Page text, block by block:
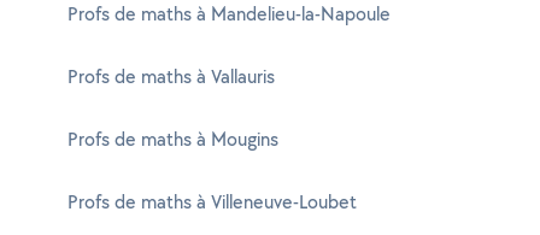
Profs de maths à Mandelieu-la-Napoule
Profs de maths à Vallauris
Profs de maths à Mougins
Profs de maths à Villeneuve-Loubet